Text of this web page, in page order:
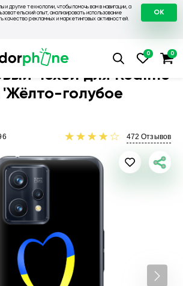
другие технологии, чтобы помочь вам в навигации, а
опыт, анализировать использование
качество рекламных и маркетинговых активностей.
OK
Чехлы на Realme Чехол для Realme
чехол для Realme
'Жёлто-голубое
472 Отзывов